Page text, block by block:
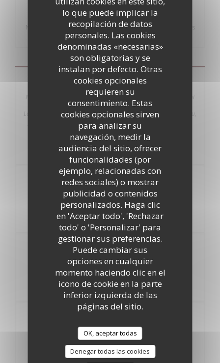
lo que puede implicar la
recopilación de datos
personales. Las cookies
denominadas «necesarias»
son obligatorias y se
instalan por defecto. Otras
cookies opcionales
requieren su
consentimiento. Estas
cookies opcionales sirven
para analizar su
navegación, medir la
audiencia del sitio, ofrecer
funcionalidades (por
ejemplo, relacionadas con
redes sociales) o mostrar
publicidad o contenidos
personalizados. Haga clic
en 'Aceptar todo', 'Rechazar
todo' o 'Personalizar' para
gestionar sus preferencias.
Puede cambiar sus
opciones en cualquier
momento haciendo clic en el
icono de cookie en la parte
inferior izquierda de las
páginas del sitio.
OK, aceptar todas
Denegar todas las cookies
Nous travaillons avec des produits frais , nous tenons à nous
excuser si certains produits viennent à manquer
Carte Midi
Nous vous proposons également nos plats canailles qui changent
tout au long de la semaine avec un supplément de 3 € : Lundi :
Langue de Veau, Mardi : Foie de Veau, Mercredi : Rognon de Veau,
Jeudi : Tête de Veau Ravigote, Vendredi : Tripes à la Provençale
Pensez à réserver !!!!
PLAT
ENTREE PLAT OU PLAT
DESSERT
ENTREE PLAT DESSERT